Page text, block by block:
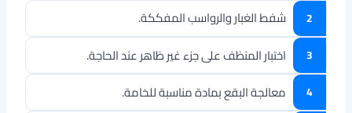
شفط الغبار والرواسب المفككة.
اختبار المنظف على جزء غير ظاهر عند الحاجة.
معالجة البقع بمادة مناسبة للخامة.